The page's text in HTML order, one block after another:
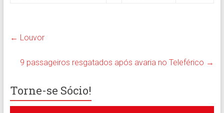
← Louvor
9 passageiros resgatados após avaria no Teleférico →
Torne-se Sócio!